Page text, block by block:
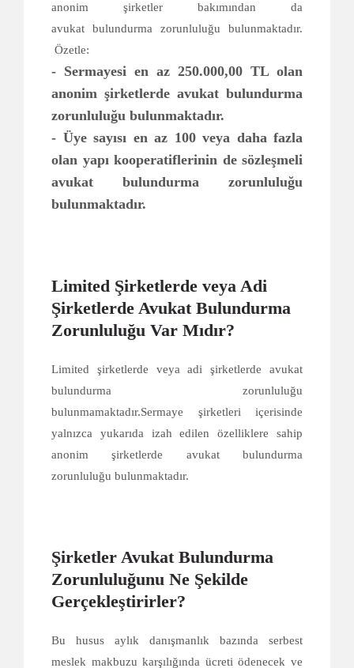
anonim şirketler bakımından da
avukat bulundurma zorunluluğu bulunmaktadır.
Özetle:
- Sermayesi en az 250.000,00 TL olan
anonim şirketlerde avukat bulundurma
zorunluluğu bulunmaktadır.
- Üye sayısı en az 100 veya daha fazla
olan yapı kooperatiflerinin de sözleşmeli
avukat bulundurma zorunluluğu
bulunmaktadır.
Limited Şirketlerde veya Adi
Şirketlerde Avukat Bulundurma
Zorunluluğu Var Mıdır?
Limited şirketlerde veya adi şirketlerde avukat
bulundurma zorunluluğu
bulunmamaktadır.Sermaye şirketleri içerisinde
yalnızca yukarıda izah edilen özelliklere sahip
anonim şirketlerde avukat bulundurma
zorunluluğu bulunmaktadır.
Şirketler Avukat Bulundurma
Zorunluluğunu Ne Şekilde
Gerçekleştirirler?
Bu husus aylık danışmanlık bazında serbest
meslek makbuzu karşılığında ücreti ödenecek ve